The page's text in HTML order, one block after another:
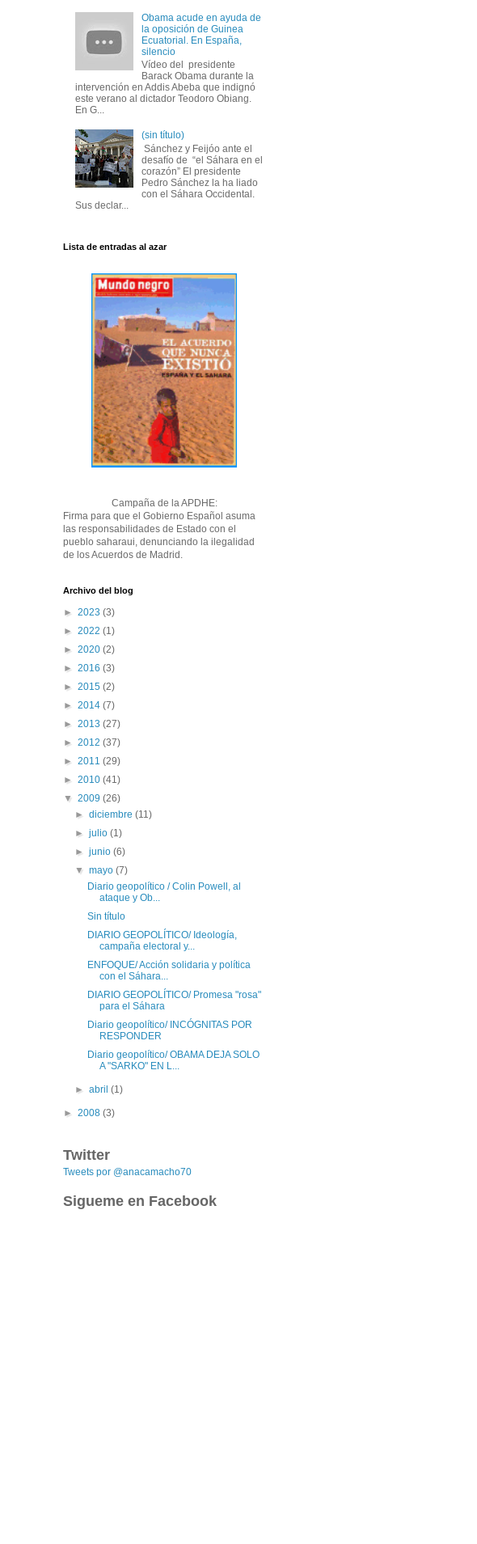
Obama acude en ayuda de
la oposición de Guinea
Ecuatorial. En España,
silencio
Vídeo del presidente
Barack Obama durante la
intervención en Addis Abeba que indignó
este verano al dictador Teodoro Obiang.
En G...
(sin título)
Sánchez y Feijóo ante el
desafío de “el Sáhara en el
corazón” El presidente
Pedro Sánchez la ha liado
con el Sáhara Occidental.
Sus declar...
Lista de entradas al azar
Campaña de la APDHE:
Firma para que el Gobierno Español asuma
las responsabilidades de Estado con el
pueblo saharaui, denunciando la ilegalidad
de los Acuerdos de Madrid.
Archivo del blog
► 2023 (3)
► 2022 (1)
► 2020 (2)
► 2016 (3)
► 2015 (2)
► 2014 (7)
► 2013 (27)
► 2012 (37)
► 2011 (29)
► 2010 (41)
▼ 2009 (26)
►diciembre(11)
►julio(1)
►junio(6)
▼mayo(7)
Diario geopolítico / Colin Powell, al
ataque y Ob...
Sin título
DIARIO GEOPOLÍTICO/ Ideología,
campaña electoral y...
ENFOQUE/ Acción solidaria y política
con el Sáhara...
DIARIO GEOPOLÍTICO/ Promesa "rosa"
para el Sáhara
Diario geopolítico/ INCÓGNITAS POR
RESPONDER
Diario geopolítico/ OBAMA DEJA SOLO
A "SARKO" EN L...
►abril(1)
► 2008 (3)
Twitter
Tweets por @anacamacho70
Sigueme en Facebook